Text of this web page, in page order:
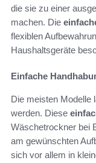
die sie zu einer
machen. Die
flexiblen
Haushaltsgeräte
Einfache
Die meisten Modelle
werden. Diese
Wäschetrockner bei
am gewünschten
sich vor allem in